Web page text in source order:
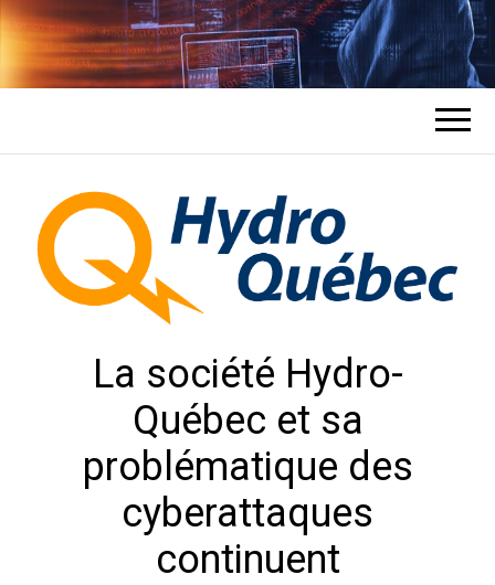
COMMENT UN
HACKER
PIRATE DES
COMPTES ?
L'expert en récupération de mots de
passe des comptes
La société Hydro-
Québec et sa
problématique des
cyberattaques
continuent